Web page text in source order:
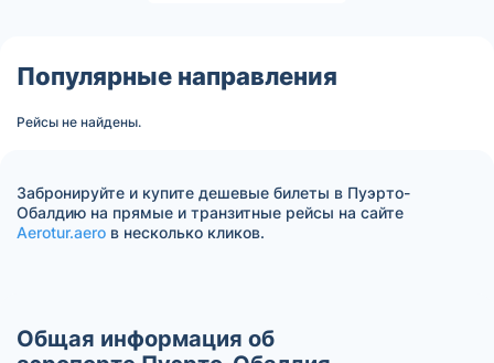
Популярные направления
Рейсы не найдены.
Забронируйте и купите дешевые билеты в Пуэрто-
Обалдию на прямые и транзитные рейсы на сайте
Aerotur.aero в несколько кликов.
Общая информация об